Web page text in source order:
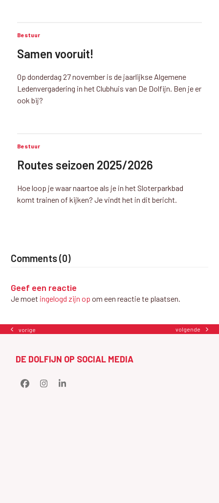
Bestuur
Samen vooruit!
Op donderdag 27 november is de jaarlijkse Algemene
Ledenvergadering in het Clubhuis van De Dolfijn. Ben je er
ook bij?
Bestuur
Routes seizoen 2025/2026
Hoe loop je waar naartoe als je in het Sloterparkbad
komt trainen of kijken? Je vindt het in dit bericht.
Comments (0)
Geef een reactie
Je moet ingelogd zijn op om een reactie te plaatsen.
previous
vorige
next
volgende
DE DOLFIJN OP SOCIAL MEDIA
FacebookInstagramLinkedIn